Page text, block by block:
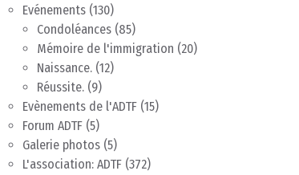
Evénements (130)
Condoléances (85)
Mémoire de l'immigration (20)
Naissance. (12)
Réussite. (9)
Evènements de l'ADTF (15)
Forum ADTF (5)
Galerie photos (5)
L'association: ADTF (372)